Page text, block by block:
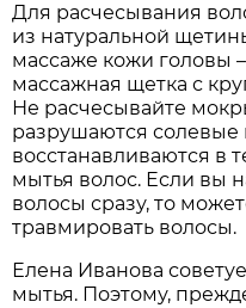
Для расчесывания
из натуральной
массаже кожи головы
массажная щетка с
Не расчесывайте
разрушаются солевые
восстанавливаются в
мытья волос. Если вы
волосы сразу, то
травмировать волосы.
Елена Иванова
мытья. Поэтому,